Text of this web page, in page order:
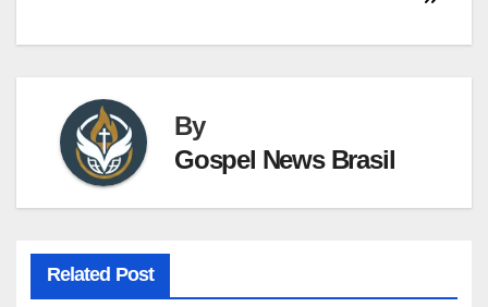
By
Gospel News Brasil
Related Post